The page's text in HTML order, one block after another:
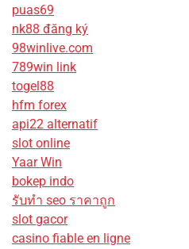
puas69
nk88 đăng ký
98winlive.com
789win link
togel88
hfm forex
api22 alternatif
slot online
Yaar Win
bokep indo
รับทํา seo ราคาถูก
slot gacor
casino fiable en ligne